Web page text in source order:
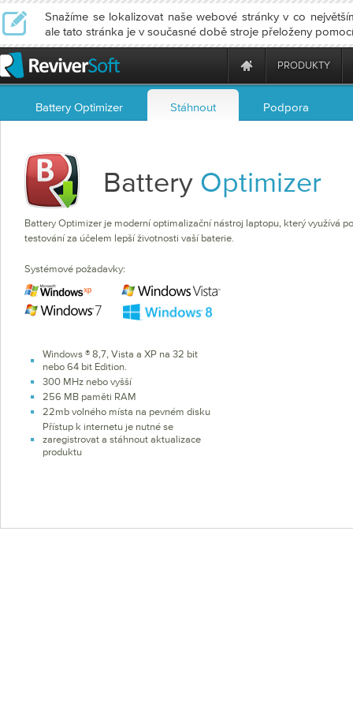
Snažíme se lokalizovat naše webové stránky v co
ale tato stránka je v současné době stroje přeloženy
PRODUKTY
Battery Optimizer Stáhnout Podpora
Battery Optimizer
Battery Optimizer je moderní optimalizační nástroj laptopu, který využívá
testování za účelem lepší životnosti vaší baterie.
Systémové požadavky:
Windows ® 8,7, Vista a XP na 32 bit
nebo 64 bit Edition.
300 MHz nebo vyšší
256 MB paměti RAM
22mb volného místa na pevném disku
Přístup k internetu je nutné se
zaregistrovat a stáhnout aktualizace
produktu